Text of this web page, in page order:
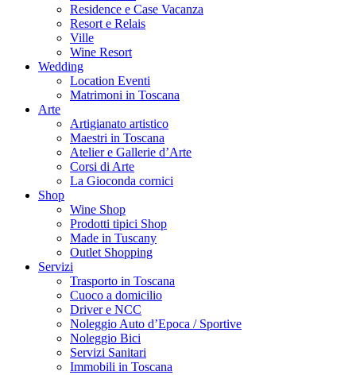
Residence e Case Vacanza
Resort e Relais
Ville
Wine Resort
Wedding
Location Eventi
Matrimoni in Toscana
Arte
Artigianato artistico
Maestri in Toscana
Atelier e Gallerie d’Arte
Corsi di Arte
La Gioconda cornici
Shop
Wine Shop
Prodotti tipici Shop
Made in Tuscany
Outlet Shopping
Servizi
Trasporto in Toscana
Cuoco a domicilio
Driver e NCC
Noleggio Auto d’Epoca / Sportive
Noleggio Bici
Servizi Sanitari
Immobili in Toscana